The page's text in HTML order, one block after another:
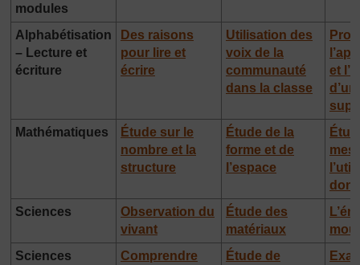
modules
Alphabétisation
– Lecture et
écriture
Des raisons
pour lire et
écrire
Utilisation des
voix de la
communauté
dans la classe
et
Mathématiques
Étude sur le
nombre et la
structure
Étude de la
forme et de
l’espace
Sciences
Observation du
vivant
Étude des
matériaux
Sciences
Comprendre
Étude de